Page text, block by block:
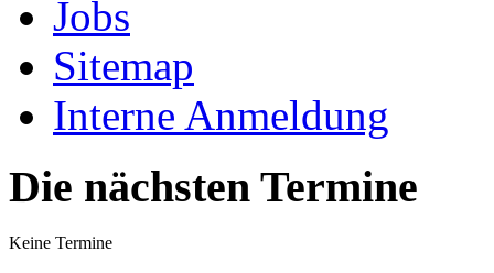
Jobs
Sitemap
Interne Anmeldung
Die nächsten Termine
Keine Termine